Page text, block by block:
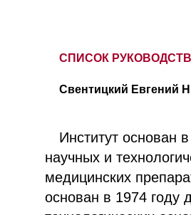
СПИСОК
Свентицкий Евгений
Институт основан
научных и
медицинских
основан в 1974 году